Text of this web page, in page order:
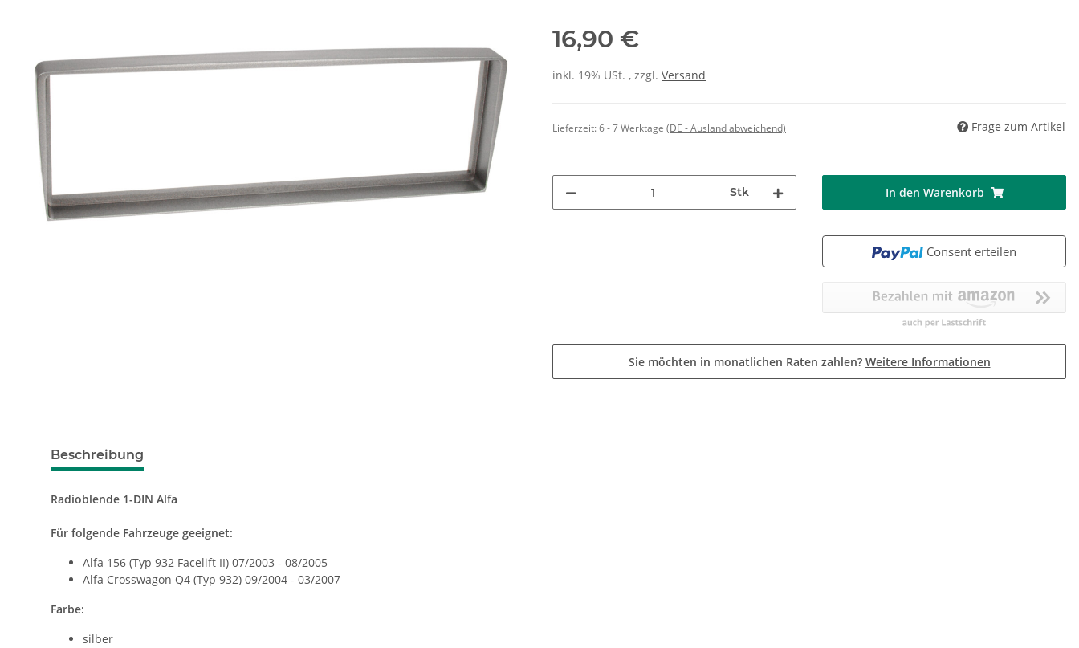
16,90 €
inkl. 19% USt. , zzgl. Versand
Lieferzeit:6 - 7 Werktage (DE - Ausland abweichend) Frage zum Artikel
Stk In den Warenkorb
Consent erteilen
Sie möchten in monatlichen Raten zahlen? Weitere Informationen
Beschreibung
Radioblende 1-DIN Alfa
Für folgende Fahrzeuge geeignet:
Alfa 156 (Typ 932 Facelift II) 07/2003 - 08/2005
Alfa Crosswagon Q4 (Typ 932) 09/2004 - 03/2007
Farbe:
silber